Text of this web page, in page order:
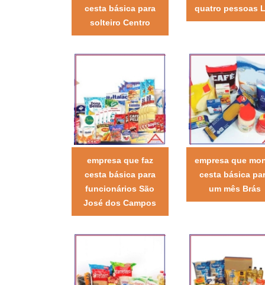
cesta básica para
solteiro Centro
quatro pessoas
empresa que faz
cesta básica para
funcionários São
José dos Campos
empresa que
cesta básica
um mês Brás